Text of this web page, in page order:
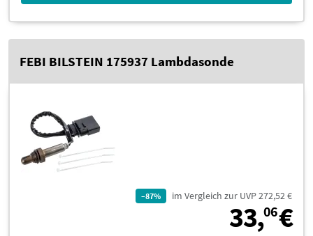
FEBI BILSTEIN 175937 Lambdasonde
–87% im Vergleich zur UVP 272,52 €
33,06€